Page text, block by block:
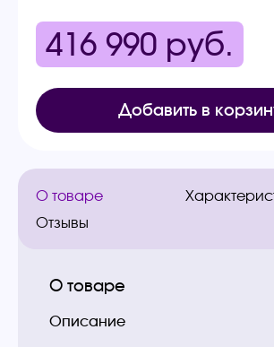
416 990 руб.
Добавить в
О товаре
Отзывы
О товаре
Описание